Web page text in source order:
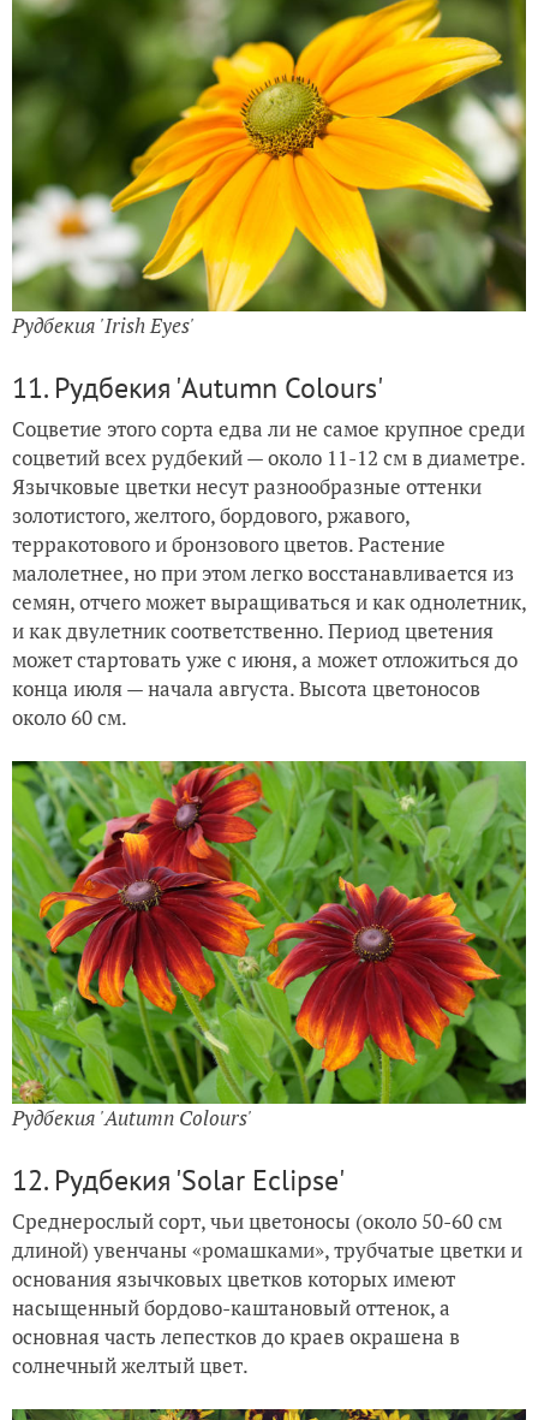
Рудбекия 'Irish Eyes'
11. Рудбекия 'Autumn Colours'
Соцветие этого сорта едва ли не самое крупное среди
соцветий всех рудбекий — около 11-12 см в диаметре.
Язычковые цветки несут разнообразные оттенки
золотистого, желтого, бордового, ржавого,
терракотового и бронзового цветов. Растение
малолетнее, но при этом легко восстанавливается из
семян, отчего может выращиваться и как однолетник,
и как двулетник соответственно. Период цветения
может стартовать уже с июня, а может отложиться до
конца июля — начала августа. Высота цветоносов
около 60 см.
Рудбекия 'Autumn Colours'
12. Рудбекия 'Solar Eclipse'
Среднерослый сорт, чьи цветоносы (около 50-60 см
длиной) увенчаны «ромашками», трубчатые цветки и
основания язычковых цветков которых имеют
насыщенный бордово-каштановый оттенок, а
основная часть лепестков до краев окрашена в
солнечный желтый цвет.